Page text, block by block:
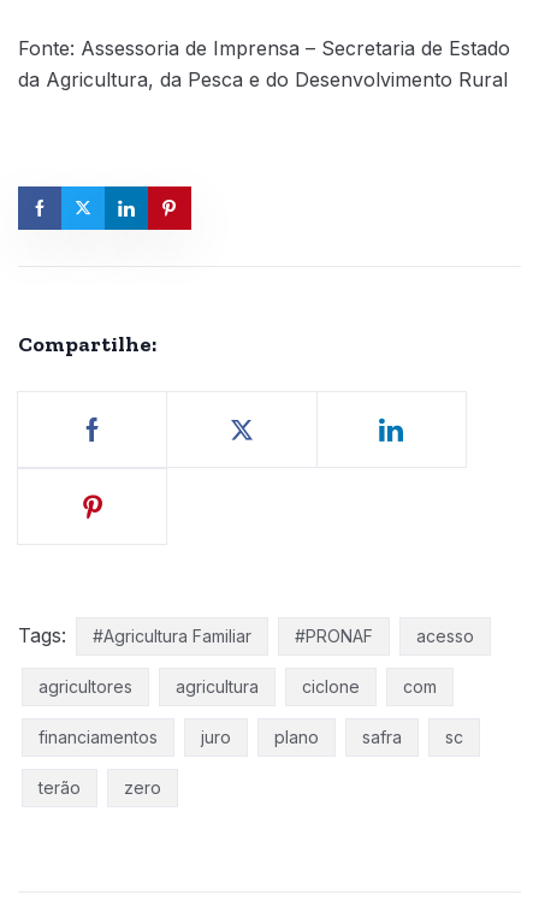
Fonte: Assessoria de Imprensa – Secretaria de Estado
da Agricultura, da Pesca e do Desenvolvimento Rural
Compartilhe:
Tags: #Agricultura Familiar #PRONAF acesso
agricultores agricultura ciclone com
financiamentos juro plano safra sc
terão zero